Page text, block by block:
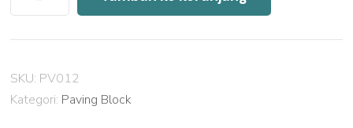
Harga
Bandung
Per
SKU: PV012
Kategori: Paving Block